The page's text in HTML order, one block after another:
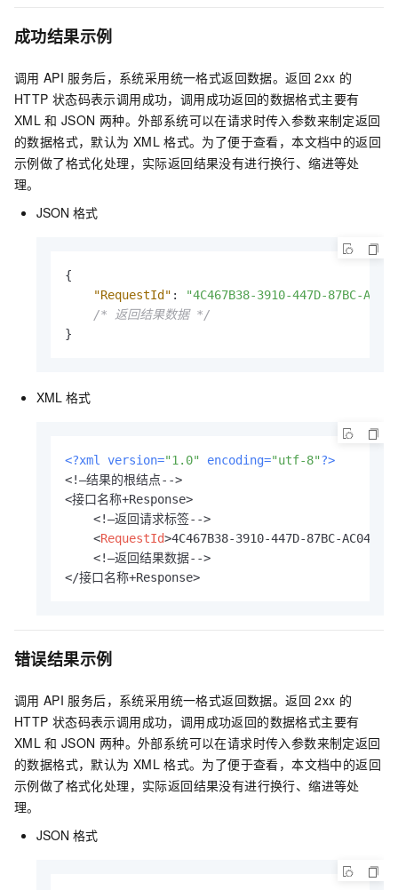
成功结果示例
调用 API 服务后，系统采用统一格式返回数据。返回 2xx 的
HTTP 状态码表示调用成功，调用成功返回的数据格式主要有
XML 和 JSON 两种。外部系统可以在请求时传入参数来制定返回
的数据格式，默认为 XML 格式。为了便于查看，本文档中的返回
示例做了格式化处理，实际返回结果没有进行换行、缩进等处
理。
JSON 格式
{
"RequestId" :
"4C467B38-3910-447D-87BC-
/* 返回结果数据 */
}
XML 格式
<?xml version="1.0" encoding="utf-8"?>
<!—结果的根结点-->
<接口名称+Response>
    <!—返回请求标签-->
<RequestId>4C467B38-3910-447D-87BC-
    <!—返回结果数据-->
</接口名称+Response>
错误结果示例
调用 API 服务后，系统采用统一格式返回数据。返回 2xx 的
HTTP 状态码表示调用成功，调用成功返回的数据格式主要有
XML 和 JSON 两种。外部系统可以在请求时传入参数来制定返回
的数据格式，默认为 XML 格式。为了便于查看，本文档中的返回
示例做了格式化处理，实际返回结果没有进行换行、缩进等处
理。
JSON 格式